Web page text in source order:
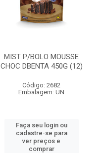
MIST P/BOLO MOUSSE
CHOC DBENTA 450G (12)
Código: 2682
Embalagem: UN
Faça seu login ou
cadastre-se para
ver preços e
comprar